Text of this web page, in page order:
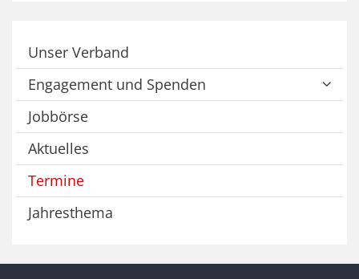
Unser Verband
Engagement und Spenden
Jobbörse
Aktuelles
Termine
Jahresthema